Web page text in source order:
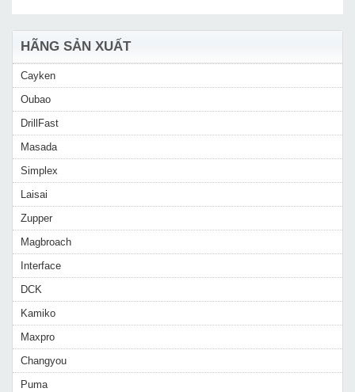
HÃNG SẢN XUẤT
Cayken
Oubao
DrillFast
Masada
Simplex
Laisai
Zupper
Magbroach
Interface
DCK
Kamiko
Maxpro
Changyou
Puma